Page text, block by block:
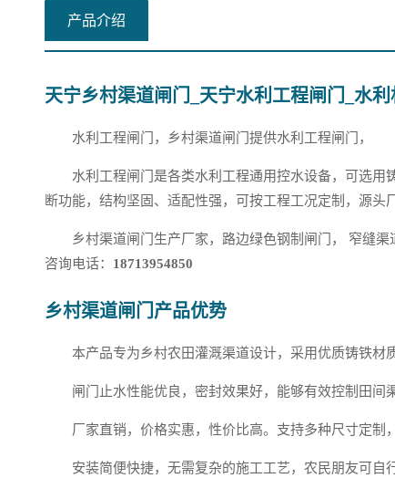
产品介绍
天宁乡村渠道闸门_天宁水利工程闸门_水
水利工程闸门，乡村渠道闸门提供水利工程闸门，
水利工程闸门是各类水利工程通用控水设备，可选
断功能，结构坚固、适配性强，可按工程工况定制，源头
乡村渠道闸门生产厂家，路边绿色钢制闸门， 窄缝
咨询电话： 18713954850
乡村渠道闸门产品优势
本产品专为乡村农田灌溉渠道设计，采用优质铸铁材
闸门止水性能优良，密封效果好，能够有效控制田间
厂家直销，价格实惠，性价比高。支持多种尺寸定制
安装简便快捷，无需复杂的施工工艺，农民朋友可自